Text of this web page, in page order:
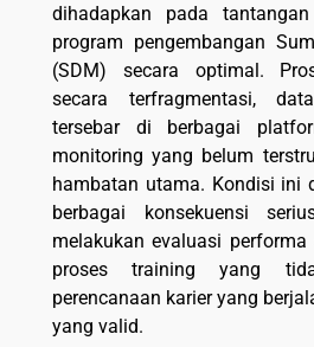
dihadapkan pada
program pengembangan
(SDM) secara optimal.
secara terfragmentasi,
tersebar di berbagai
monitoring yang belum
hambatan utama. Kondisi ini
berbagai konsekuensi
melakukan evaluasi performa
proses training yang
perencanaan karier yang
yang valid.